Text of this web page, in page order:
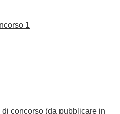
1
di concorso (da pubblicare in